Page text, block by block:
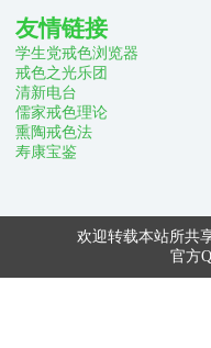
友情链接
学生党戒色浏览器
戒色之光乐团
清新电台
儒家戒色理论
熏陶戒色法
寿康宝鉴
欢迎转载本站所共
官方